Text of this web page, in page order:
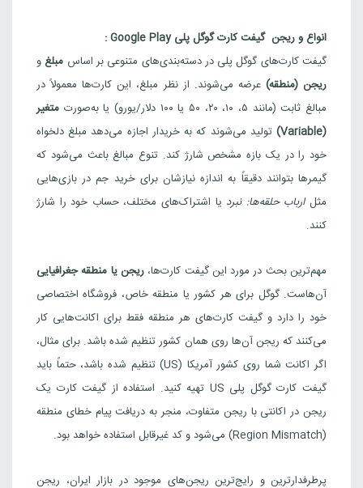
انواع و ریجن گیفت کارت گوگل پلی Google Play :
گیفت کارت‌های گوگل پلی در دسته‌بندی‌های متنوعی بر اساس مبلغ و
ریجن (منطقه) عرضه می‌شوند. از نظر مبلغ، این کارت‌ها معمولاً در
مبالغ ثابت (مانند ۵، ۱۰، ۲۰، ۵۰ یا ۱۰۰ دلار/یورو) یا به‌صورت
متغیر
(Variable)
تولید می‌شوند که به خریدار اجازه می‌دهد مبلغ دلخواه
خود را در یک بازه مشخص شارژ کند. تنوع مبالغ باعث می‌شود که
گیمرها بتوانند دقیقاً به اندازه نیازشان برای خرید جم در بازی‌هایی
مثلارباب حلقه‌ها: نبرد یا اشتراک‌های مختلف، حساب خود را شارژ
کنند.
مهم‌ترین بحث در مورد این گیفت کارت‌ها،ریجن یا منطقه جغرافیایی
آن‌هاست. گوگل برای هر کشور یا منطقه خاص، فروشگاه اختصاصی
خود را دارد و گیفت کارت‌های هر منطقه فقط برای اکانت‌هایی کار
می‌کنند که ریجن آن‌ها روی همان کشور تنظیم شده باشد. برای مثال،
اگر اکانت شما روی کشور آمریکا (US) تنظیم شده باشد، حتماً باید
گیفت کارت گوگل پلی US تهیه کنید. استفاده از گیفت کارت یک
ریجن در اکانتی با ریجن متفاوت، منجر به دریافت پیام خطای منطقه
(Region Mismatch) می‌شود و کد غیرقابل استفاده خواهد بود.
پرطرفدارترین و رایج‌ترین ریجن‌های موجود در بازار ایران، ریجن